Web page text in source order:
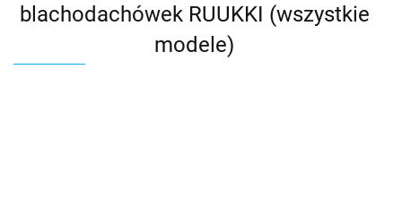
blachodachówek RUUKKI (wszystkie
modele)